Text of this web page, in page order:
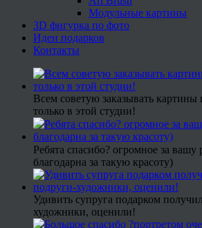
Модульные картины
3D фигурка по фото
Идеи подарков
Контакты
Всем советую заказывать
только в этой студии!
Ребята спасибо? огромное за вашу
благодарна за такую красоту)
Удивить супруга подарком
художники, оценили!